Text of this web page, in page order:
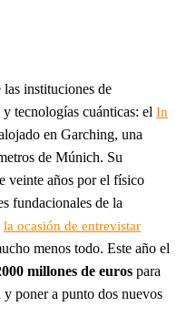
las instituciones de
tecnologías cuánticas: el In
en Garching, una
de Múnich. Su
veinte años por el físico
fundacionales de la
la ocasión de entrevistar
menos todo. Este año el
millones de euros para
poner a punto dos nuevos